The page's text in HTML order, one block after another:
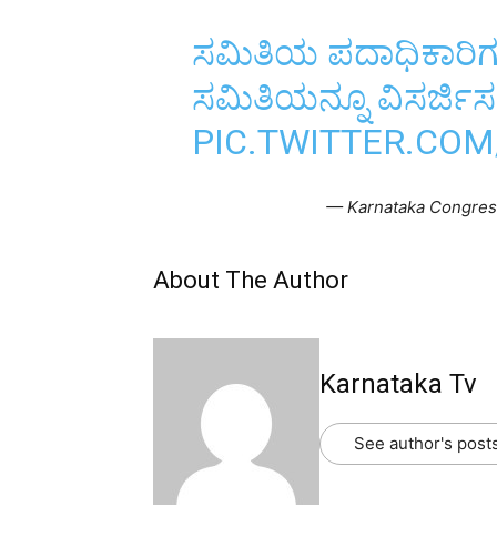
ಸಮಿತಿಯ
ಸಮಿತಿಯನ್ನೂ
— Karnataka
About The Author
Karnataka Tv
See author's